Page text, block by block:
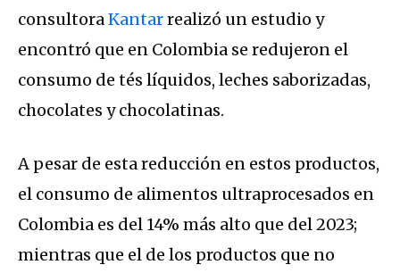
consultoraKantarrealizó un estudio y
encontró que en Colombia se redujeron el
consumo de tés líquidos, leches saborizadas,
chocolates y chocolatinas.
A pesar de esta reducción en estos productos,
el consumo de alimentos ultraprocesados en
Colombia es del 14% más alto que del 2023;
mientras que el de los productos que no